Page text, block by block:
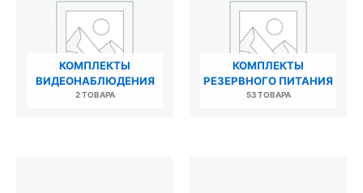
КОМПЛЕКТЫ
ВИДЕОНАБЛЮДЕНИЯ
2 ТОВАРА
КОМПЛЕКТЫ
РЕЗЕРВНОГО ПИТАНИЯ
53 ТОВАРА